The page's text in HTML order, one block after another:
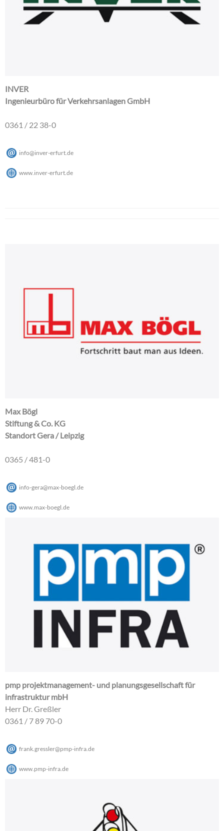
INVER
Ingenieurbüro für Verkehrsanlagen GmbH
0361 / 22 38-0
info@inver-erfurt de
www.inver-erfurt.de
Max Bögl
Stiftung & Co. KG
Standort Gera / Leipzig
0365 / 481-0
info-gera@max-boegl de
www.max-boegl.de
pmp projektmanagement- und planungsgesellschaft für
infrastruktur mbH
Herr Dr. Greßler
0361 / 7 89 70-0
frank.gressler@pmp-infra.de
www.pmp-infra.de